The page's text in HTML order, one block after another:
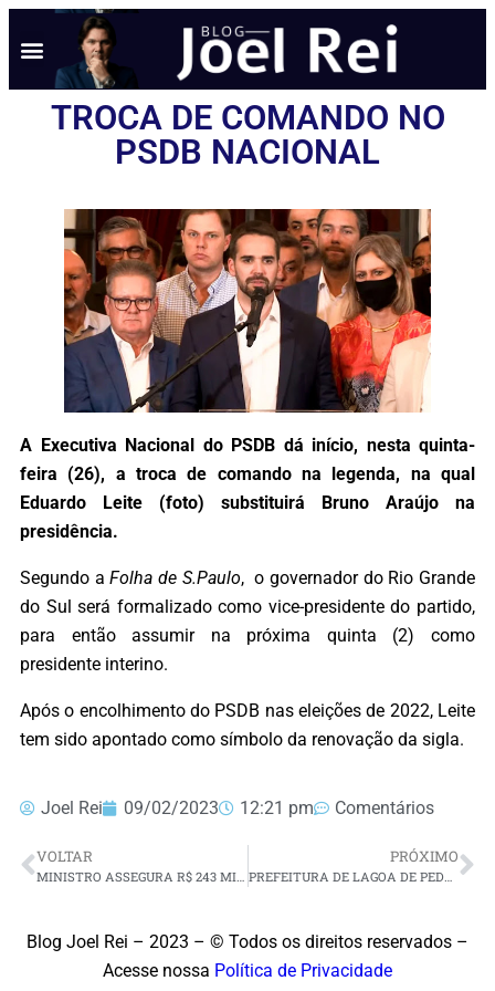
TROCA DE COMANDO NO
PSDB NACIONAL
A Executiva Nacional do PSDB dá início, nesta quinta-
feira (26), a troca de comando na legenda, na qual
Eduardo Leite (foto) substituirá Bruno Araújo na
presidência.
Segundo aFolha de S.Paulo, o governador do Rio Grande
do Sul será formalizado como vice-presidente do partido,
para então assumir na próxima quinta (2) como
presidente interino.
Após o encolhimento do PSDB nas eleições de 2022, Leite
tem sido apontado como símbolo da renovação da sigla.
Joel Rei 09/02/2023 12:21 pm Comentários
VOLTAR
MINISTRO ASSEGURA R$ 243 MILHÕES PARA RECUPERAÇÃO DE RODOVIAS NO RN
PRÓXIMO
PREFEITURA DE LAGOA DE PEDRAS/RN INICIA CORTE DE TERRA PARA AGRICULTORES
Blog Joel Rei – 2023 – © Todos os direitos reservados –
Acesse nossa Política de Privacidade